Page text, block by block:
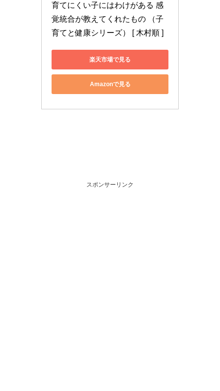
育てにくい子にはわけがある 感
覚統合が教えてくれたもの （子
育てと健康シリーズ） [ 木村順 ]
楽天市場で見る
Amazonで見る
スポンサーリンク